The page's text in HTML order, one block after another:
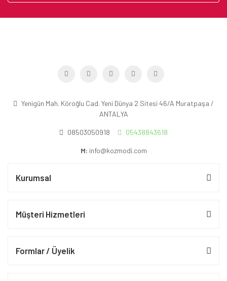
Yenigün Mah. Köroğlu Cad. Yeni Dünya 2 Sitesi 46/A Muratpaşa /
ANTALYA
08503050918 05438843618
M: info@kozmodi.com
Kurumsal
Müşteri Hizmetleri
Formlar / Üyelik